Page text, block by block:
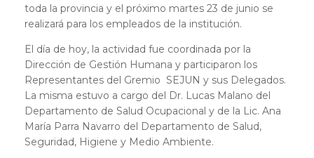
toda la provincia y el próximo martes 23 de junio se
realizará para los empleados de la institución.
El día de hoy, la actividad fue coordinada por la
Dirección de Gestión Humana y participaron los
Representantes del Gremio SEJUN y sus Delegados.
La misma estuvo a cargo del Dr. Lucas Malano del
Departamento de Salud Ocupacional y de la Lic. Ana
María Parra Navarro del Departamento de Salud,
Seguridad, Higiene y Medio Ambiente.